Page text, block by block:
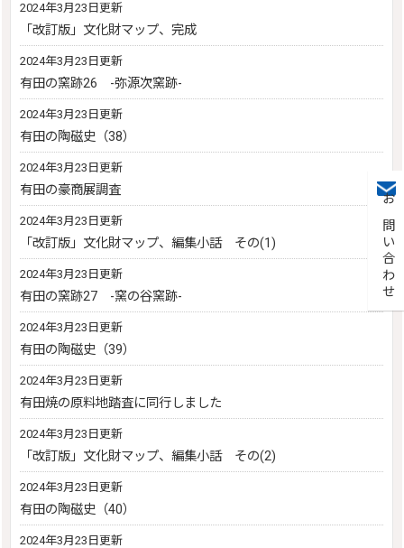
お問い合わせ
2024年3月23日更新
「改訂版」文化財マップ、完成
2024年3月23日更新
有田の窯跡26 -弥源次窯跡-
2024年3月23日更新
有田の陶磁史（38）
2024年3月23日更新
有田の豪商展調査
2024年3月23日更新
「改訂版」文化財マップ、編集小話 その(1)
2024年3月23日更新
有田の窯跡27 -窯の谷窯跡-
2024年3月23日更新
有田の陶磁史（39）
2024年3月23日更新
有田焼の原料地踏査に同行しました
2024年3月23日更新
「改訂版」文化財マップ、編集小話 その(2)
2024年3月23日更新
有田の陶磁史（40）
2024年3月23日更新